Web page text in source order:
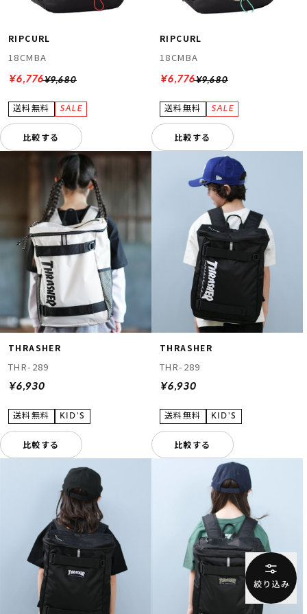
RIPCURL
18CMBA
¥9,680
¥6,776
比較する
RIPCURL
18CMBA
¥9,680
¥6,776
比較する
THRASHER
THR-289
¥6,930
比較する
THRASHER
THR-289
¥6,930
比較する